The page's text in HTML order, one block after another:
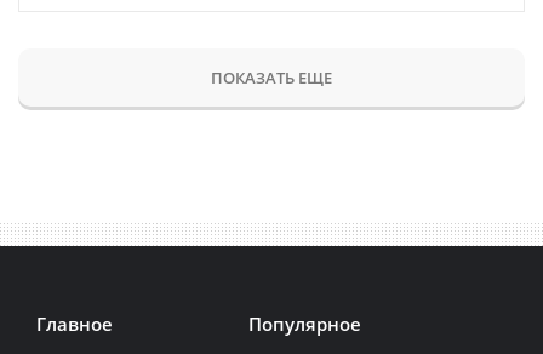
ПОКАЗАТЬ ЕЩЕ
Главное Популярное